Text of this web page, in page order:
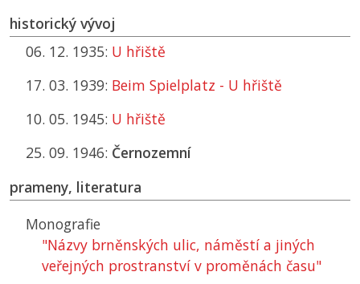
historický vývoj
06. 12. 1935: U hřiště
17. 03. 1939: Beim Spielplatz - U hřiště
10. 05. 1945: U hřiště
25. 09. 1946: Černozemní
prameny, literatura
Monografie
"Názvy brněnských ulic, náměstí a jiných
veřejných prostranství v proměnách času"